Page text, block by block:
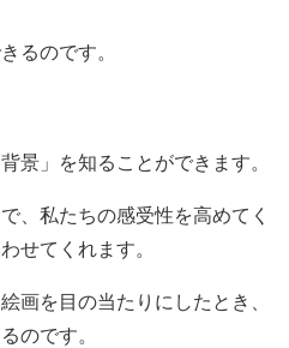
るのです。
景」を知ることができます。
、私たちの感受性を高めてく
せてくれます。
画を目の当たりにしたとき、
のです。